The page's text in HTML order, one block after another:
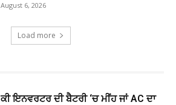
August 6, 2026
Load more
ਕੀ ਇਨਵਰਟਰ ਦੀ ਬੈਟਰੀ ‘ਚ ਮੀਂਹ ਜਾਂ AC ਦਾ